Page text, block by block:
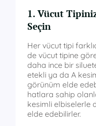
1. Vücut
Seçin
Her vücut tipi
de vücut tipine göre
daha ince bir
etekli ya da A
görünüm elde
hatlara sahip
kesimli elbiselerle
elde edebilirler.